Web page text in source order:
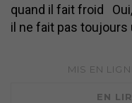
quand il fait froid
il ne fait pas
MIS EN
EN